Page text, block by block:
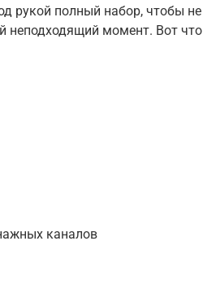
рукой полный набор, чтобы не
неподходящий момент. Вот что
каналов